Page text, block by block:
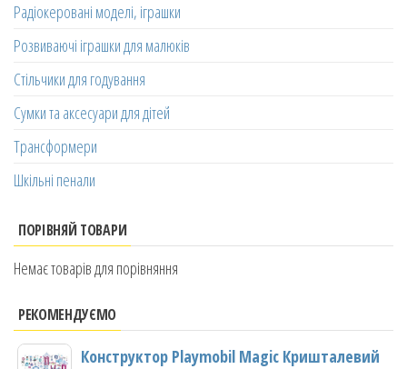
Радіокеровані моделі, іграшки
Розвиваючі іграшки для малюків
Стільчики для годування
Сумки та аксесуари для дітей
Трансформери
Шкільні пенали
ПОРІВНЯЙ ТОВАРИ
Немає товарів для порівняння
РЕКОМЕНДУЄМО
Конструктор Playmobil Magic Кришталевий